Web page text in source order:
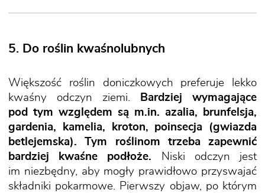
5. Do roślin kwaśnolubnych
Większość roślin doniczkowych preferuje lekko
kwaśny odczyn ziemi.
Bardziej wymagające
pod tym względem są m.in. azalia, brunfelsja,
gardenia, kamelia, kroton, poinsecja (gwiazda
betlejemska). Tym roślinom trzeba zapewnić
bardziej kwaśne podłoże. Niski odczyn jest
im niezbędny, aby mogły prawidłowo przyswajać
składniki pokarmowe. Pierwszy objaw, po którym